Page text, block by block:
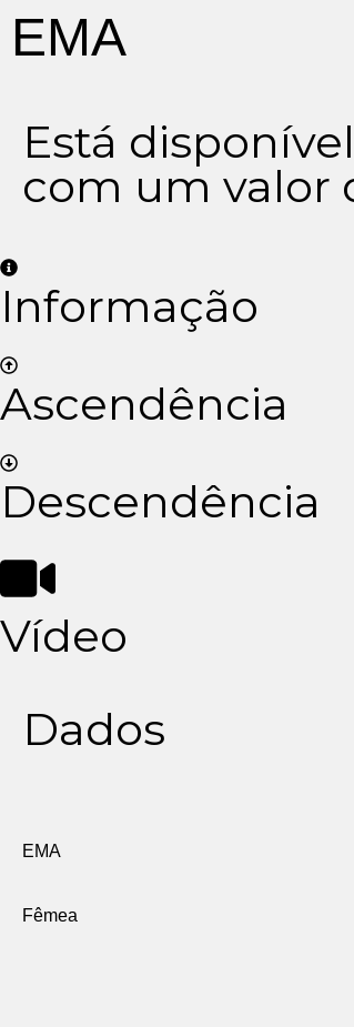
EMA
Está
com um valor
Informação
Ascendência
Descendência
Vídeo
Dados
EMA
Fêmea